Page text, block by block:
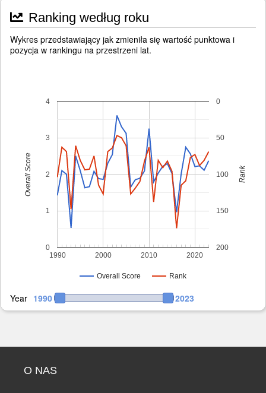
Ranking według roku
Wykres przedstawiający jak zmieniła się wartość punktowa i
pozycja w rankingu na przestrzeni lat.
Overall Score Rank
1990 2000 2010 2020
0
1
2
3
4 0
50
100
150
200
Overall Score Rank
Year 1990 2023
O NAS